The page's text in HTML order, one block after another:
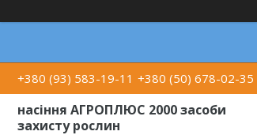
+380 (93) 583-19-11 +380 (50) 678-02-35
насіння АГРОПЛЮС 2000 засоби
захисту рослин